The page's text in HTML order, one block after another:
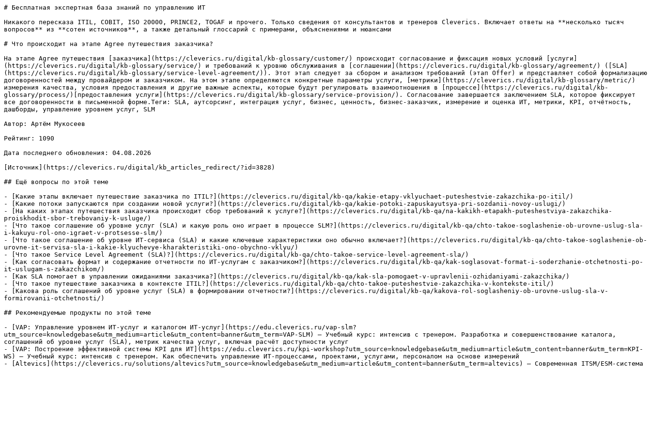
# Бесплатная экспертная база знаний по управлению ИТ
Никакого пересказа ITIL, COBIT, ISO 20000, PRINCE2, TOGAF и прочего. Только сведения от консультантов и тренеров Cleverics. Включает ответы на **несколько тысяч
вопросов** из **сотен источников**, а также детальный глоссарий с примерами, объяснениями и нюансами
# Что происходит на этапе Agree путешествия заказчика?
На этапе Agree путешествия [заказчика](https://cleverics.ru/digital/kb-glossary/customer/) происходит согласование и фиксация новых условий [услуги]
(https://cleverics.ru/digital/kb-glossary/service/) и требований к уровню обслуживания в [соглашении](https://cleverics.ru/digital/kb-glossary/agreement/) ([SLA]
(https://cleverics.ru/digital/kb-glossary/service-level-agreement/)). Этот этап следует за сбором и анализом требований (этап Offer) и представляет собой формализацию
договоренностей между провайдером и заказчиком. На этом этапе определяются конкретные параметры услуги, [метрики](https://cleverics.ru/digital/kb-glossary/metric/)
измерения качества, условия предоставления и другие важные аспекты, которые будут регулировать взаимоотношения в [процессе](https://cleverics.ru/digital/kb-
glossary/process/)[предоставления услуги](https://cleverics.ru/digital/kb-glossary/service-provision/). Согласование завершается заключением SLA, которое фиксирует
все договоренности в письменной форме.Теги: SLA, аутсорсинг, интеграция услуг, бизнес, ценность, бизнес-заказчик, измерение и оценка ИТ, метрики, KPI, отчётность,
дашборды, управление уровнем услуг, SLM
Автор: Артём Мукосеев
Рейтинг: 1090
Дата последнего обновления: 04.08.2026
[Источник](https://cleverics.ru/digital/kb_articles_redirect/?id=3828)
## Ещё вопросы по этой теме
- [Какие этапы включает путешествие заказчика по ITIL?](https://cleverics.ru/digital/kb-qa/kakie-etapy-vklyuchaet-puteshestvie-zakazchika-po-itil/)
- [Какие потоки запускаются при создании новой услуги?](https://cleverics.ru/digital/kb-qa/kakie-potoki-zapuskayutsya-pri-sozdanii-novoy-uslugi/)
- [На каких этапах путешествия заказчика происходит сбор требований к услуге?](https://cleverics.ru/digital/kb-qa/na-kakikh-etapakh-puteshestviya-zakazchika-
proiskhodit-sbor-trebovaniy-k-usluge/)
- [Что такое соглашение об уровне услуг (SLA) и какую роль оно играет в процессе SLM?](https://cleverics.ru/digital/kb-qa/chto-takoe-soglashenie-ob-urovne-uslug-sla-
i-kakuyu-rol-ono-igraet-v-protsesse-slm/)
- [Что такое соглашение об уровне ИТ-сервиса (SLA) и какие ключевые характеристики оно обычно включает?](https://cleverics.ru/digital/kb-qa/chto-takoe-soglashenie-ob-
urovne-it-servisa-sla-i-kakie-klyuchevye-kharakteristiki-ono-obychno-vklyu/)
- [Что такое Service Level Agreement (SLA)?](https://cleverics.ru/digital/kb-qa/chto-takoe-service-level-agreement-sla/)
- [Как согласовать формат и содержание отчетности по ИТ-услугам с заказчиком?](https://cleverics.ru/digital/kb-qa/kak-soglasovat-format-i-soderzhanie-otchetnosti-po-
it-uslugam-s-zakazchikom/)
- [Как SLA помогает в управлении ожиданиями заказчика?](https://cleverics.ru/digital/kb-qa/kak-sla-pomogaet-v-upravlenii-ozhidaniyami-zakazchika/)
- [Что такое путешествие заказчика в контексте ITIL?](https://cleverics.ru/digital/kb-qa/chto-takoe-puteshestvie-zakazchika-v-kontekste-itil/)
- [Какова роль соглашений об уровне услуг (SLA) в формировании отчетности?](https://cleverics.ru/digital/kb-qa/kakova-rol-soglasheniy-ob-urovne-uslug-sla-v-
formirovanii-otchetnosti/)
## Рекомендуемые продукты по этой теме
- [VAP: Управление уровнем ИТ-услуг и каталогом ИТ-услуг](https://edu.cleverics.ru/vap-slm?
utm_source=knowledgebase&utm_medium=article&utm_content=banner&utm_term=VAP-SLM) — Учебный курс: интенсив с тренером. Разработка и совершенствование каталога,
соглашений об уровне услуг (SLA), метрик качества услуг, включая расчёт доступности услуг
- [VAP: Построение эффективной системы KPI для ИТ](https://edu.cleverics.ru/kpi-workshop?utm_source=knowledgebase&utm_medium=article&utm_content=banner&utm_term=KPI-
WS) — Учебный курс: интенсив с тренером. Как обеспечить управление ИТ-процессами, проектами, услугами, персоналом на основе измерений
- [Altevics](https://cleverics.ru/solutions/altevics?utm_source=knowledgebase&utm_medium=article&utm_content=banner&utm_term=altevics) — Современная ITSM/ESM-система